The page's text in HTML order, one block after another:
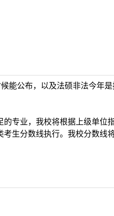
能公布，以及法硕非法今年
专业，我校将根据上级单位
生分数线执行。我校分数线